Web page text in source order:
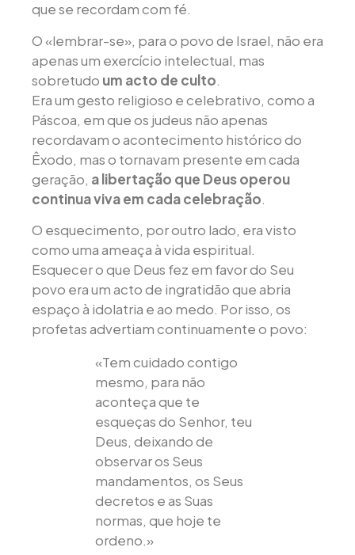
que se recordam com fé.
O «lembrar-se», para o povo de Israel, não era
apenas um exercício intelectual, mas
sobretudo um acto de culto.
Era um gesto religioso e celebrativo, como a
Páscoa, em que os judeus não apenas
recordavam o acontecimento histórico do
Êxodo, mas o tornavam presente em cada
geração, a libertação que Deus operou
continua viva em cada celebração.
O esquecimento, por outro lado, era visto
como uma ameaça à vida espiritual.
Esquecer o que Deus fez em favor do Seu
povo era um acto de ingratidão que abria
espaço à idolatria e ao medo. Por isso, os
profetas advertiam continuamente o povo:
«Tem cuidado contigo
mesmo, para não
aconteça que te
esqueças do Senhor, teu
Deus, deixando de
observar os Seus
mandamentos, os Seus
decretos e as Suas
normas, que hoje te
ordeno.»